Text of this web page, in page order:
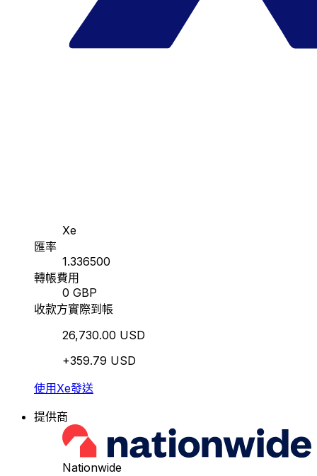
Xe
匯率
1.336500
轉帳費用
0 GBP
收款方實際到帳
26,730.00 USD
+359.79 USD
使用Xe發送
提供商
Nationwide